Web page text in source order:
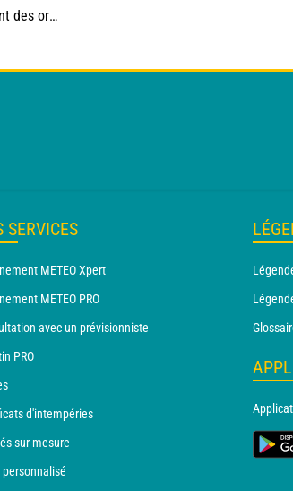
39°C
SERVICES
METEO Xpert
METEO PRO
avec un prévisionniste
PRO
d'intempéries
sur mesure
personnalisé